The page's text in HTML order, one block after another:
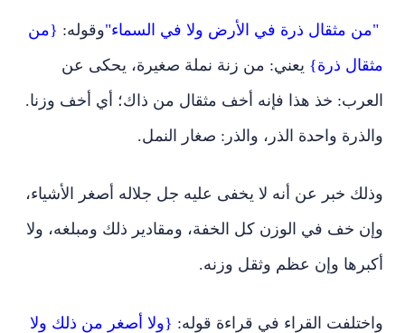
"من مثقال ذرة في الأرض ولا في السماء"وقوله: {من
مثقال ذرة} يعني: من زنة نملة صغيرة، يحكى عن
العرب: خذ هذا فإنه أخف مثقال من ذاك؛ أي أخف وزنا.
والذرة واحدة الذر، والذر: صغار النمل.
وذلك خبر عن أنه لا يخفى عليه جل جلاله أصغر الأشياء،
وإن خف في الوزن كل الخفة، ومقادير ذلك ومبلغه، ولا
أكبرها وإن عظم وثقل وزنه.
واختلفت القراء في قراءة قوله: {ولا أصغر من ذلك ولا